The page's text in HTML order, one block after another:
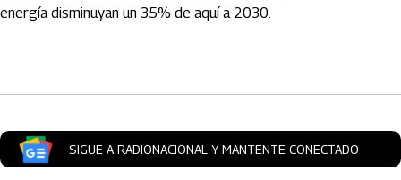
energía disminuyan un 35% de aquí a 2030.
SIGUE A RADIONACIONAL Y MANTENTE CONECTADO